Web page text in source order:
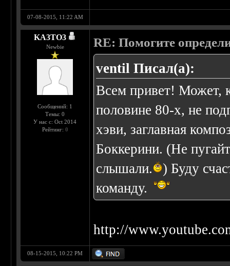
07-08-2015, 11:22 AM
KA3TO3
Newbie
Сообщений: 1
Темы: 0
У нас с: Oct 2014
Рейтинг: 0
RE: Помогите
ventil Писал(а):
Всем привет! Может,
половине 80-х, не
хэви, заглавная
Боккерини. (Не
слышали.
) Буду
команду.
http://
08-15-2015, 10:22 PM